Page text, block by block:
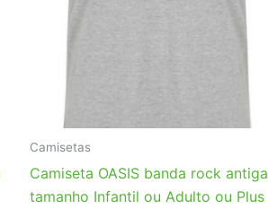
Camisetas
Camiseta OASIS banda rock antiga
tamanho Infantil ou Adulto ou Plus